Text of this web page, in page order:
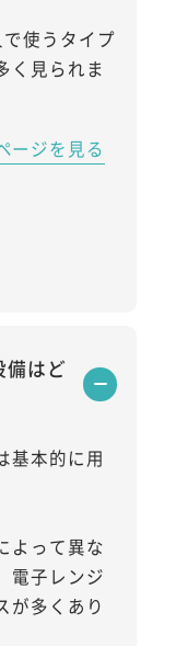
使うタイプ
く見られま
ージを見る
備はど
基本的に用
よって異な
電子レンジ
が多くあり